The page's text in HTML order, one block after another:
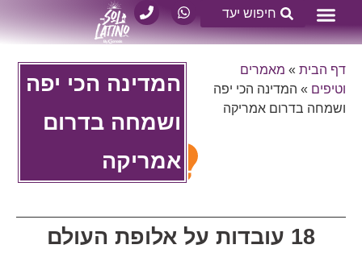
דף הבית » מאמרים
וטיפים » המדינה הכי יפה
ושמחה בדרום אמריקה
המדינה הכי יפה
ושמחה בדרום
אמריקה
18 עובדות על אלופת העולם